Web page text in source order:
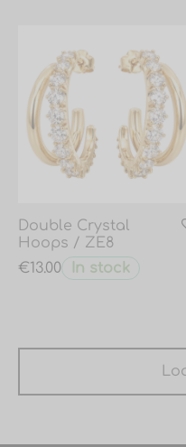
Double Crystal
Hoops / ZE8
€13.00 In stock